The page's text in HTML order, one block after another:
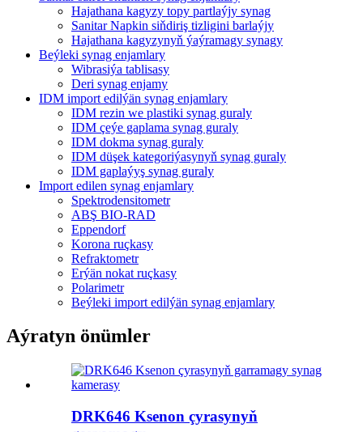
Hajathana kagyzy topy partlaýjy synag
Sanitar Napkin siňdiriş tizligini barlaýjy
Hajathana kagyzynyň ýaýramagy synagy
Beýleki synag enjamlary
Wibrasiýa tablisasy
Deri synag enjamy
IDM import edilýän synag enjamlary
IDM rezin we plastiki synag guraly
IDM çeýe gaplama synag guraly
IDM dokma synag guraly
IDM düşek kategoriýasynyň synag guraly
IDM gaplaýyş synag guraly
Import edilen synag enjamlary
Spektrodensitometr
ABŞ BIO-RAD
Eppendorf
Korona ruçkasy
Refraktometr
Erýän nokat ruçkasy
Polarimetr
Beýleki import edilýän synag enjamlary
Aýratyn önümler
DRK646 Ksenon çyrasynyň